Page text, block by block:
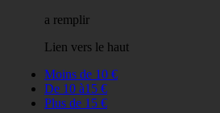
a remplir
Lien vers le haut
Moins de 10 €
De 10 à15 €
Plus de 15 €